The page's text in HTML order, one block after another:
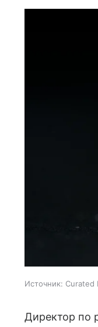
Источник: Curated
Директор по